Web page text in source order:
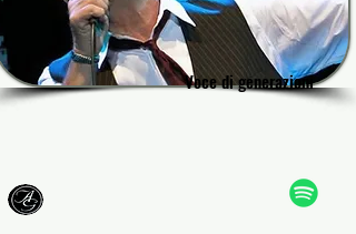
Voce di generazioni
Voce di generazioni